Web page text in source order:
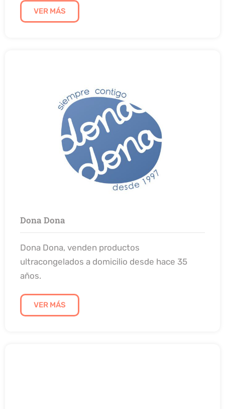
VER MÁS
Dona Dona
Dona Dona, venden productos
ultracongelados a domicilio desde hace 35
años.
VER MÁS